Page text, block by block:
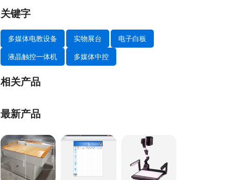
关键字
多媒体电教设备 实物展台
电子白板
液晶触控一体机
多媒体中控
相关产品
最新产品